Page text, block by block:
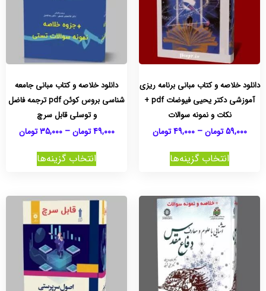
دانلود خلاصه و کتاب مبانی برنامه ریزی
آموزشی دکتر یحیی فیوضات pdf +
نکات و نمونه سوالات
59,000 تومان –
49,000 تومان
انتخاب گزینه‌ها
دانلود خلاصه و کتاب مبانی جامعه
شناسی بروس کوئن pdf ترجمه فاضل
و توسلی قابل سرچ
49,000 تومان –
35,000 تومان
انتخاب گزینه‌ها